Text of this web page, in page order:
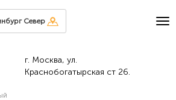
Север
г. Москва, ул.
Краснобогатырская ст 26.